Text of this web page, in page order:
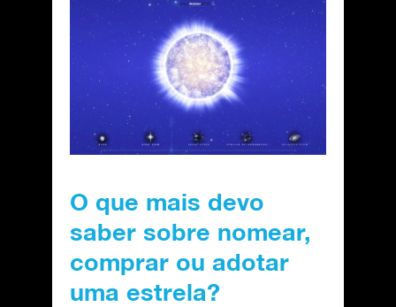
O que mais devo
saber sobre nomear,
comprar ou adotar
uma estrela?